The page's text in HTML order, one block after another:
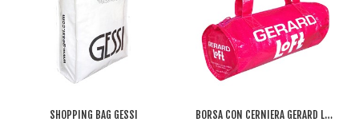
SHOPPING BAG GESSI BORSA CON CERNIERA GERARD LOFT